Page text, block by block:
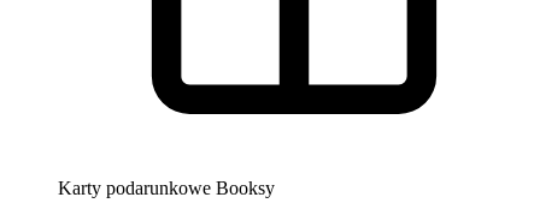
Karty podarunkowe Booksy